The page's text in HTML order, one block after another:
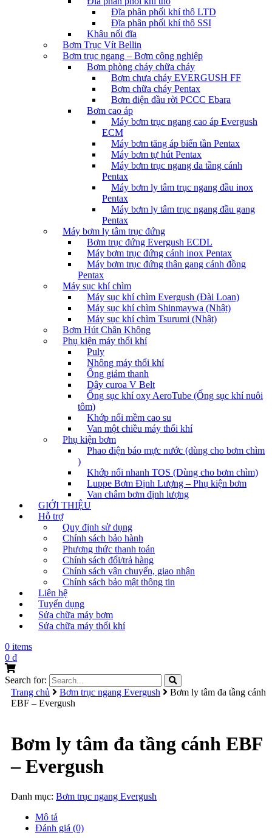
Đĩa phân phối khí thô LTD
Đĩa phân phối khí thô SSI
Khâu nối đĩa
Bơm Trục Vít Bellin
Bơm trục ngang – Bơm công nghiệp
Bơm phòng cháy chữa cháy
Bơm chưa cháy EVERGUSH FF
Bơm chữa cháy Pentax
Bơm điện đầu rời PCCC Ebara
Bơm cao áp
Máy bơm trục ngang cao áp Evergush
ECM
Máy bơm tăng áp biến tần Pentax
Máy bơm tự hút Pentax
Máy bơm trục ngang đa tầng cánh
Pentax
Máy bơm ly tâm trục ngang đầu inox
Pentax
Máy bơm ly tâm trục ngang đầu gang
Pentax
Máy bơm ly tâm trục đứng
Bơm trục đứng Evergush ECDL
Máy bơm trục đứng cánh inox Pentax
Máy bơm trục đứng thân gang cánh đồng
Pentax
Máy sục khí chìm
Máy sục khí chìm Evergush (Đài Loan)
Máy sục khí chìm Shinmaywa (Nhật)
Máy sục khí chìm Tsurumi (Nhật)
Bơm Hút Chân Không
Phụ kiện máy thổi khí
Puly
Nhông máy thổi khí
Ống giảm thanh
Dây curoa V Belt
Ống sục khí oxy AeroTube (Ống sục khí nuôi
tôm)
Khớp nối mềm cao su
Van một chiều máy thổi khí
Phụ kiện bơm
Phao điện báo mực nước (dùng cho bơm chìm
)
Khớp nối nhanh TOS (Dùng cho bơm chìm)
Luppe Bơm Định Lượng – Phụ kiện bơm
Van châm bơm định lượng
GIỚI THIỆU
Hỗ trợ
Quy định sử dụng
Chính sách bảo hành
Phương thức thanh toán
Chính sách đổi/trả hàng
Chính sách vận chuyển, giao nhận
Chính sách bảo mật thông tin
Liên hệ
Tuyển dụng
Sửa chữa máy bơm
Sửa chữa máy thổi khí
0 items
0 ₫
Search for:
Trang chủ
Bơm trục ngang Evergush
Bơm ly tâm đa tầng cánh
EBF – Evergush
Bơm ly tâm đa tầng cánh EBF
– Evergush
Danh mục: Bơm trục ngang Evergush
Mô tả
Đánh giá (0)